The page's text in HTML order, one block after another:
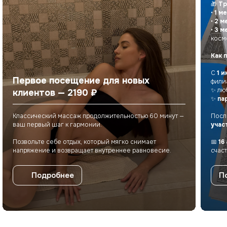
Первое посещение для новых
клиентов — 2190 ₽
Классический массаж продолжительностью 60 минут —
ваш первый шаг к гармонии.
Позвольте себе отдых, который мягко снимает
напряжение и возвращает внутреннее равновесие.
Подробнее
🎁
•1
•2
•3
Как
С 1
✨
✨
📅 16